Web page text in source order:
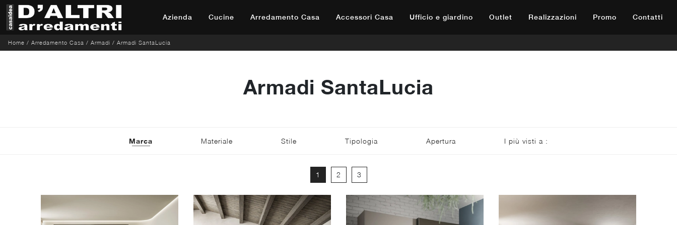
Azienda Cucine Arredamento Casa Accessori Casa Ufficio e giardino Outlet Realizzazioni Promo Contatti
Home / Arredamento Casa / Armadi / Armadi SantaLucia
Armadi SantaLucia
Marca Materiale Stile Tipologia Apertura I più visti a :
1 2 3